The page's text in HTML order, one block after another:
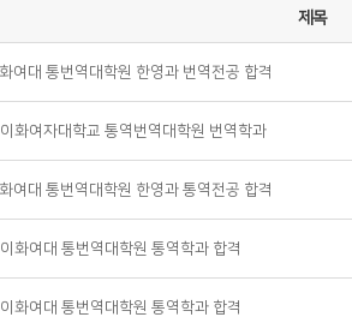
제목
여대 통번역대학원 한영과 번역전공 합격
화여자대학교 통역번역대학원 번역학과
여대 통번역대학원 한영과 통역전공 합격
화여대 통번역대학원 통역학과 합격
화여대 통번역대학원 통역학과 합격